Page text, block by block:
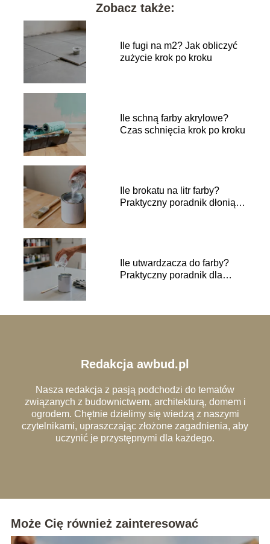
Zobacz także:
Ile fugi na m2? Jak obliczyć
zużycie krok po kroku
Ile schną farby akrylowe?
Czas schnięcia krok po kroku
Ile brokatu na litr farby?
Praktyczny poradnik dłonią w
Ile utwardzacza do farby?
Praktyczny poradnik dla
Redakcja awbud.pl
Nasza redakcja z pasją podchodzi do tematów
związanych z budownictwem, architekturą, domem i
ogrodem. Chętnie dzielimy się wiedzą z naszymi
czytelnikami, upraszczając złożone zagadnienia, aby
uczynić je przystępnymi dla każdego.
Może Cię również zainteresować